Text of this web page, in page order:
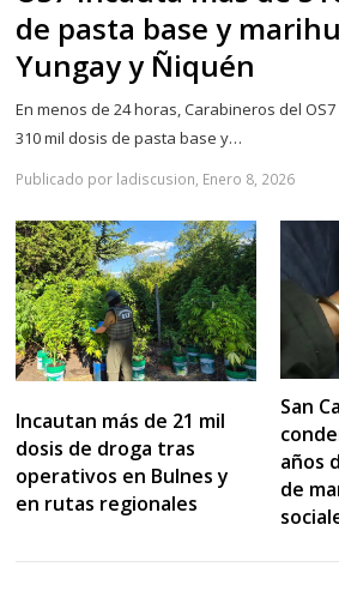
de pasta base y
Yungay y Ñiquén
En menos de 24 horas, Carabineros del
310 mil dosis de pasta base y…
Publicado por ladiscusion, Enero 8, 2026
Incautan más de 21 mil
dosis de droga tras
operativos en Bulnes y
en rutas regionales
San
años
de